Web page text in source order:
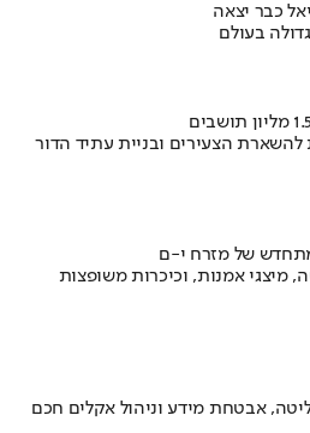
כבר יצאה
בעולם
להשארת הצעירים ובניית עתיד הדור
של מזרח י-ם
מיצגי אמנות, וכיכרות משופצות
אבטחת מידע וניהול אקלים חכם